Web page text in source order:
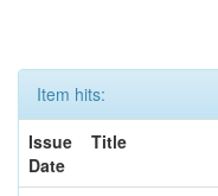
Item hits:
Issue
Date
Title